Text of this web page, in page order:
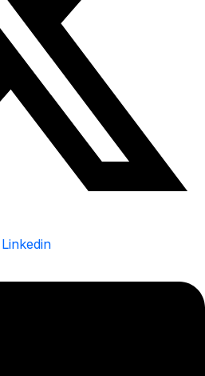
Linkedin